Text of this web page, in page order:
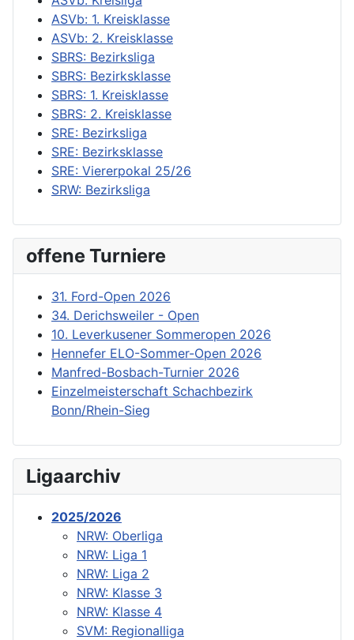
ASVb: 1. Kreisklasse
ASVb: 2. Kreisklasse
SBRS: Bezirksliga
SBRS: Bezirksklasse
SBRS: 1. Kreisklasse
SBRS: 2. Kreisklasse
SRE: Bezirksliga
SRE: Bezirksklasse
SRE: Viererpokal 25/26
SRW: Bezirksliga
offene Turniere
31. Ford-Open 2026
34. Derichsweiler - Open
10. Leverkusener Sommeropen 2026
Hennefer ELO-Sommer-Open 2026
Manfred-Bosbach-Turnier 2026
Einzelmeisterschaft Schachbezirk
Bonn/Rhein-Sieg
Ligaarchiv
2025/2026
NRW: Oberliga
NRW: Liga 1
NRW: Liga 2
NRW: Klasse 3
NRW: Klasse 4
SVM: Regionalliga